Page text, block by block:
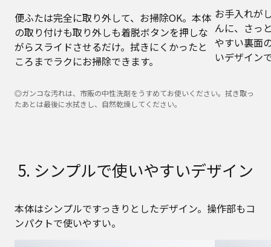
便ふたは完全に取り外して、お掃除OK。本体
の取り付けも取り外しも着脱ボタンを押しな
がらスライドさせるだけ。拭きにくかったと
ころまでラクにお掃除できます。
お手入れが
んに、さっ
やすい裏面
いデザイン
◎ガンコな汚れは、市販の中性洗剤をうすめてお使いください。拭き取っ
たあとは最後に水拭きし、自然乾燥してください。
5. シンプルで使いやすいデザイン
本体はシンプルですっきりとしたデザイン。操作部もコ
ンパクトで使いやすい。